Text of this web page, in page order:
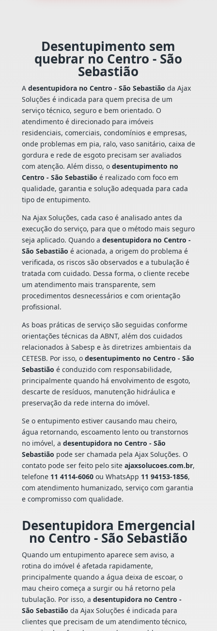
Desentupimento sem
quebrar no Centro - São
Sebastião
A desentupidora no Centro - São Sebastião da Ajax
Soluções é indicada para quem precisa de um
serviço técnico, seguro e bem orientado. O
atendimento é direcionado para imóveis
residenciais, comerciais, condomínios e empresas,
onde problemas em pia, ralo, vaso sanitário, caixa de
gordura e rede de esgoto precisam ser avaliados
com atenção. Além disso, o desentupimento no
Centro - São Sebastião é realizado com foco em
qualidade, garantia e solução adequada para cada
tipo de entupimento.
Na Ajax Soluções, cada caso é analisado antes da
execução do serviço, para que o método mais seguro
seja aplicado. Quando a desentupidora no Centro -
São Sebastião é acionada, a origem do problema é
verificada, os riscos são observados e a tubulação é
tratada com cuidado. Dessa forma, o cliente recebe
um atendimento mais transparente, sem
procedimentos desnecessários e com orientação
profissional.
As boas práticas de serviço são seguidas conforme
orientações técnicas da ABNT, além dos cuidados
relacionados à Sabesp e às diretrizes ambientais da
CETESB. Por isso, o desentupimento no Centro - São
Sebastião é conduzido com responsabilidade,
principalmente quando há envolvimento de esgoto,
descarte de resíduos, manutenção hidráulica e
preservação da rede interna do imóvel.
Se o entupimento estiver causando mau cheiro,
água retornando, escoamento lento ou transtornos
no imóvel, a desentupidora no Centro - São
Sebastião pode ser chamada pela Ajax Soluções. O
contato pode ser feito pelo site ajaxsolucoes.com.br,
telefone 11 4114-6060ou WhatsApp 11 94153-1856,
com atendimento humanizado, serviço com garantia
e compromisso com qualidade.
Desentupidora Emergencial
no Centro - São Sebastião
Quando um entupimento aparece sem aviso, a
rotina do imóvel é afetada rapidamente,
principalmente quando a água deixa de escoar, o
mau cheiro começa a surgir ou há retorno pela
tubulação. Por isso, a desentupidora no Centro -
São Sebastião da Ajax Soluções é indicada para
clientes que precisam de um atendimento técnico,